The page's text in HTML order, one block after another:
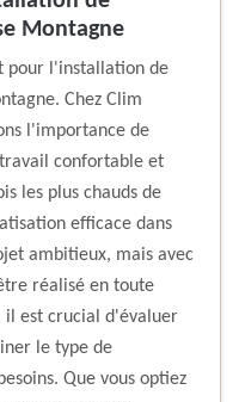
Montagne
pour l'installation de
Chez Clim
l'importance de
confortable et
les plus chauds de
efficace dans
ambitieux, mais avec
réalisé en toute
il est crucial d'évaluer
le type de
Que vous optiez